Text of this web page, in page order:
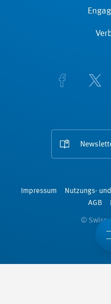
Impressum
Nutzungs-
AGB
©